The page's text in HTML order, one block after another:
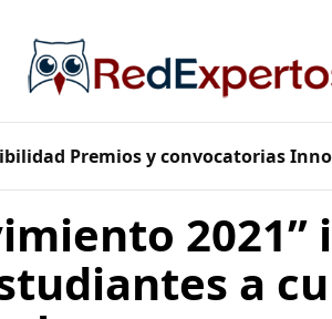
Premios y convocatorias
a